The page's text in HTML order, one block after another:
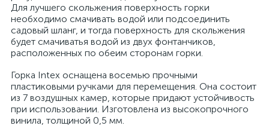
Для лучшего скольжения поверхность горки
необходимо смачивать водой или подсоединить
садовый шланг, и тогда поверхность для скольжения
будет смачиватья водой из двух фонтанчиков,
расположенных по обеим сторонам горки.
Горка Intex оснащена восемью прочными
пластиковыми ручками для перемещения. Она состоит
из 7 воздушных камер, которые придают устойчивость
при использовании. Изготовлена из высокопрочного
винила, толщиной 0,5 мм.